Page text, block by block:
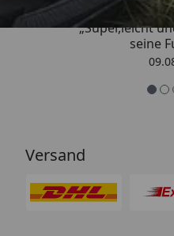
„Super,leicht
seine
Versand